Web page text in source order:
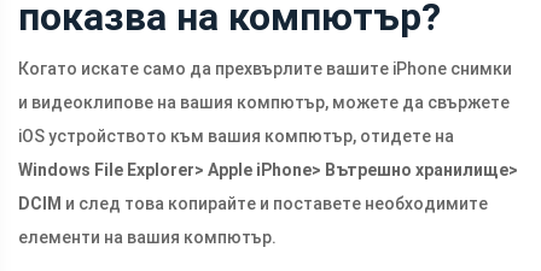
показва на компютър?
Когато искате само да прехвърлите вашите iPhone снимки
и видеоклипове на вашия компютър, можете да свържете
iOS устройството към вашия компютър, отидете на
Windows File Explorer> Apple iPhone> Вътрешно хранилище>
DCIM и след това копирайте и поставете необходимите
елементи на вашия компютър.